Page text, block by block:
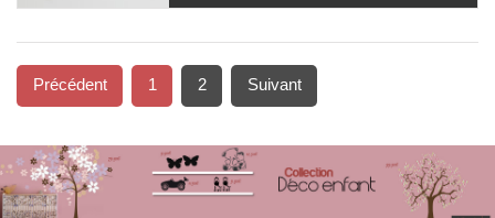
Précédent 1 2 Suivant